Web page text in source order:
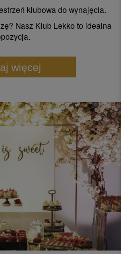
klubowa do wynajęcia.
Nasz Klub Lekko to idealna
więcej